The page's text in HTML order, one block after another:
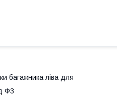
багажника ліва для
Ф3